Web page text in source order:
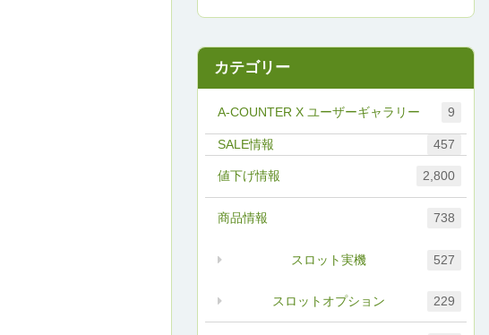
カテゴリー
A-COUNTER X ユーザーギャラリー 9
457
値下げ情報 2,800
商品情報 738
スロットオプション 229
スロット実機 527